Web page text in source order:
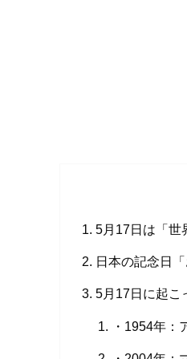
5月17日は「世
日本の記念日「
5月17日に起こ
・1954年：